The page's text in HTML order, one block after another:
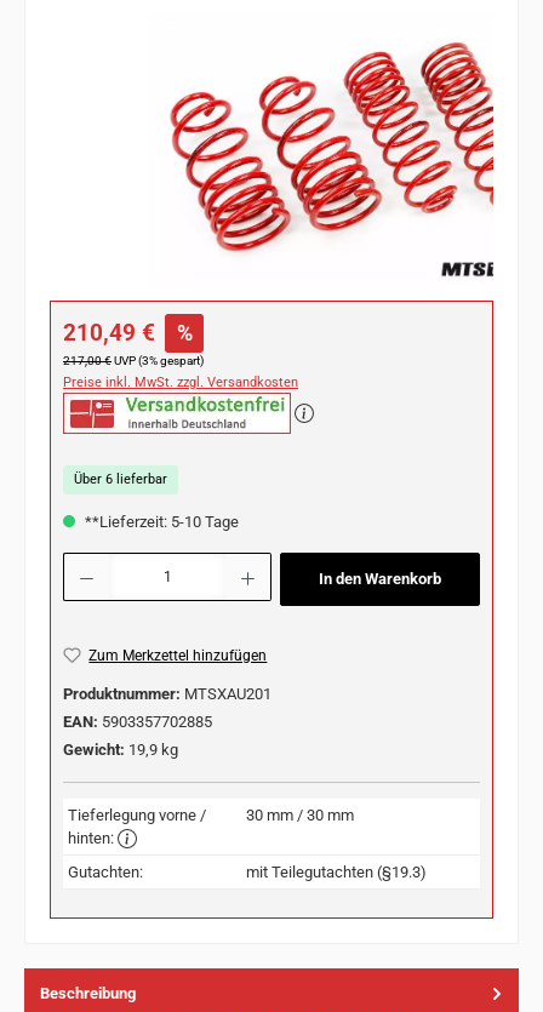
Verkaufspreis:
210,49 € %
Regulärer Preis:
217,00 €UVP (3% gespart)
Preise inkl. MwSt. zzgl. Versandkosten
Über 6 lieferbar
**Lieferzeit: 5-10 Tage
Produkt Anzahl: Gib den gewünschten Wert ein oder benutze die Schaltflächen
In den Warenkorb
Zum Merkzettel hinzufügen
Produktnummer: MTSXAU201
EAN: 5903357702885
Gewicht: 19,9 kg
Tieferlegung vorne /
hinten:
30 mm / 30 mm
Gutachten: mit Teilegutachten (§19.3)
Beschreibung